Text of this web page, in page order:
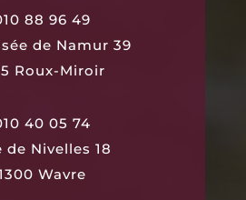
88 96 49
de Namur 39
Roux-Miroir
40 05 74
de Nivelles 18
Wavre